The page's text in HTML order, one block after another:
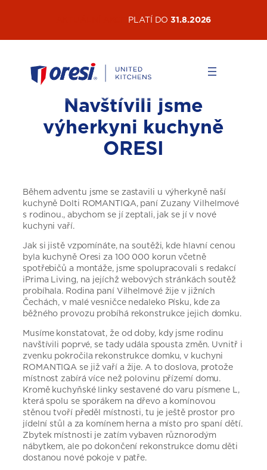
PLATÍ DO31.8.2026
Navštívili jsme
výherkyni kuchyně
ORESI
Během adventu jsme se zastavili u výherkyně naší
kuchyně Dolti ROMANTIQA, paní Zuzany Vilhelmové
s rodinou., abychom se jí zeptali, jak se jí v nové
kuchyni vaří.
Jak si jistě vzpomínáte, na soutěži, kde hlavní cenou
byla kuchyně Oresi za 100 000 korun včetně
spotřebičů a montáže, jsme spolupracovali s redakcí
iPrima Living, na jejíchž webových stránkách soutěž
probíhala. Rodina paní Vilhelmové žije v jižních
Čechách, v malé vesničce nedaleko Písku, kde za
běžného provozu probíhá rekonstrukce jejich domku.
Musíme konstatovat, že od doby, kdy jsme rodinu
navštívili poprvé, se tady udála spousta změn. Uvnitř i
zvenku pokročila rekonstrukce domku, v kuchyni
ROMANTIQA se již vaří a žije. A to doslova, protože
místnost zabírá více než polovinu přízemí domu.
Kromě kuchyňské linky sestavené do varu písmene L,
která spolu se sporákem na dřevo a komínovou
stěnou tvoří předěl místnosti, tu je ještě prostor pro
jídelní stůl a za komínem herna a místo pro spaní dětí.
Zbytek místnosti je zatím vybaven různorodým
nábytkem, ale po dokončení rekonstrukce domu děti
dostanou nové pokoje v patře.